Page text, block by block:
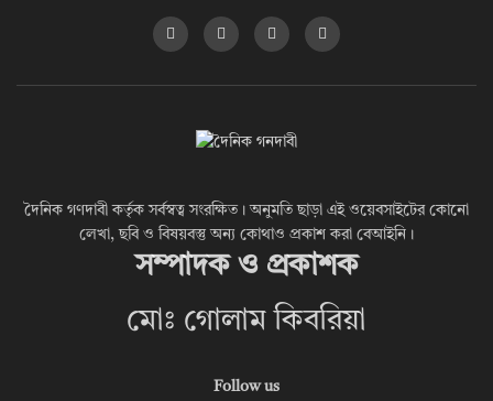
দৈনিক গণদাবী কর্তৃক সর্বস্বত্ব সংরক্ষিত। অনুমতি ছাড়া এই ওয়েবসাইটের কোনো
লেখা, ছবি ও বিষয়বস্তু অন্য কোথাও প্রকাশ করা বেআইনি।
সম্পাদক ও প্রকাশক
মোঃ গোলাম কিবরিয়া
Follow us